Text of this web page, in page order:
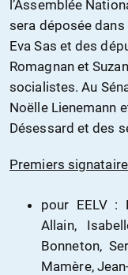
l’Assemblée
sera déposée
Eva Sas et des
Romagnan et
socialistes. Au
Noëlle Lienemann
Désessard et des
Premiers
pour EELV :
Allain,
Bonneton,
Mamère,